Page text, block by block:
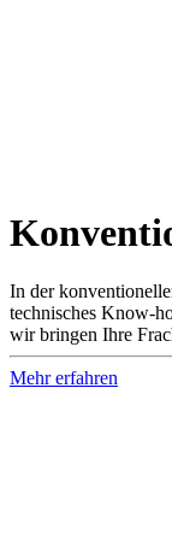
In der
technisches Know-
wir bringen Ihre
Mehr erfahren